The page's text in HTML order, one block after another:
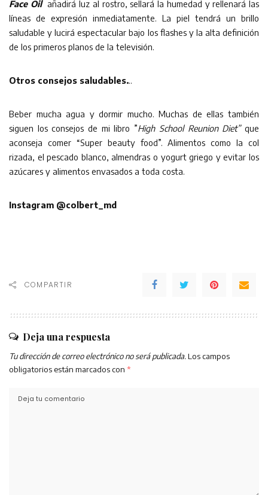
Face Oil añadirá luz al rostro, sellará la humedad y rellenará las
líneas de expresión inmediatamente. La piel tendrá un brillo
saludable y lucirá espectacular bajo los flashes y la alta definición
de los primeros planos de la televisión.
Otros consejos saludables...
Beber mucha agua y dormir mucho. Muchas de ellas también
siguen los consejos de mi libro ”High School Reunion Diet”que
aconseja comer “Super beauty food”. Alimentos como la col
rizada, el pescado blanco, almendras o yogurt griego y evitar los
azúcares y alimentos envasados a toda costa.
Instagram @colbert_md
COMPARTIR
Deja una respuesta
Tu dirección de correo electrónico no será publicada. Los campos
obligatorios están marcados con *